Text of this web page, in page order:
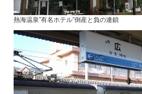
熱海温泉”有名ホテル”倒産と負の連鎖